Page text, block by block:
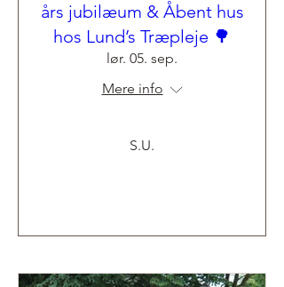
års jubilæum & Åbent hus
hos Lund’s Træpleje 🌳
lør. 05. sep.
Mere info
S.U.